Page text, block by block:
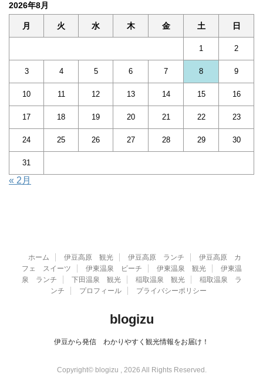
2026年8月
月 火 水 木 金 土 日
1 2
3 4 5 6 7 8 9
10 11 12 13 14 15 16
17 18 19 20 21 22 23
24 25 26 27 28 29 30
31
« 2月
ホーム 伊豆高原 観光 伊豆高原 ランチ
伊豆高原 カ
フェ スイーツ
伊東温泉 ビーチ 伊東温泉 観光
伊東温
泉 ランチ
下田温泉 観光 稲取温泉 観光
稲取温泉 ラ
ンチ
プロフィール プライバシーポリシー
blogizu
伊豆から発信 わかりやすく観光情報をお届け！
Copyright© blogizu , 2026 All Rights Reserved.